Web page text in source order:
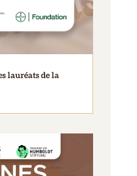
lauréats de la